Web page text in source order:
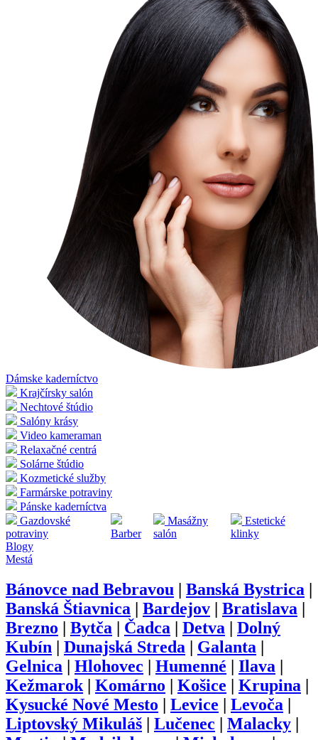
Dámske kaderníctvo
Krajčírsky salón
Nechtové štúdio
Salóny krásy
Video kameraman
Relaxačné centrá
Solárne štúdio
Kozmetické služby
Farmárske potraviny
Pánske kaderníctva
Gazdovské
potraviny
Barber
Masážny
salón
Estetické
klinky
Blogy
Mestá
Bánovce nad Bebravou Banská Bystrica
Banská Štiavnica
Bardejov Bratislava
Brezno
Bytča Čadca Detva
Dolný
Kubín
Dunajská Streda Galanta
Gelnica
Hlohovec Humenné Ilava
Kežmarok| Komárno Košice Krupina
Kysucké Nové Mesto
Levice Levoča
Liptovský Mikuláš
Lučenec Malacky